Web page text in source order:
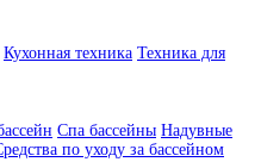
Кухонная техника Техника для
Спа бассейны Надувные
по уходу за бассейном